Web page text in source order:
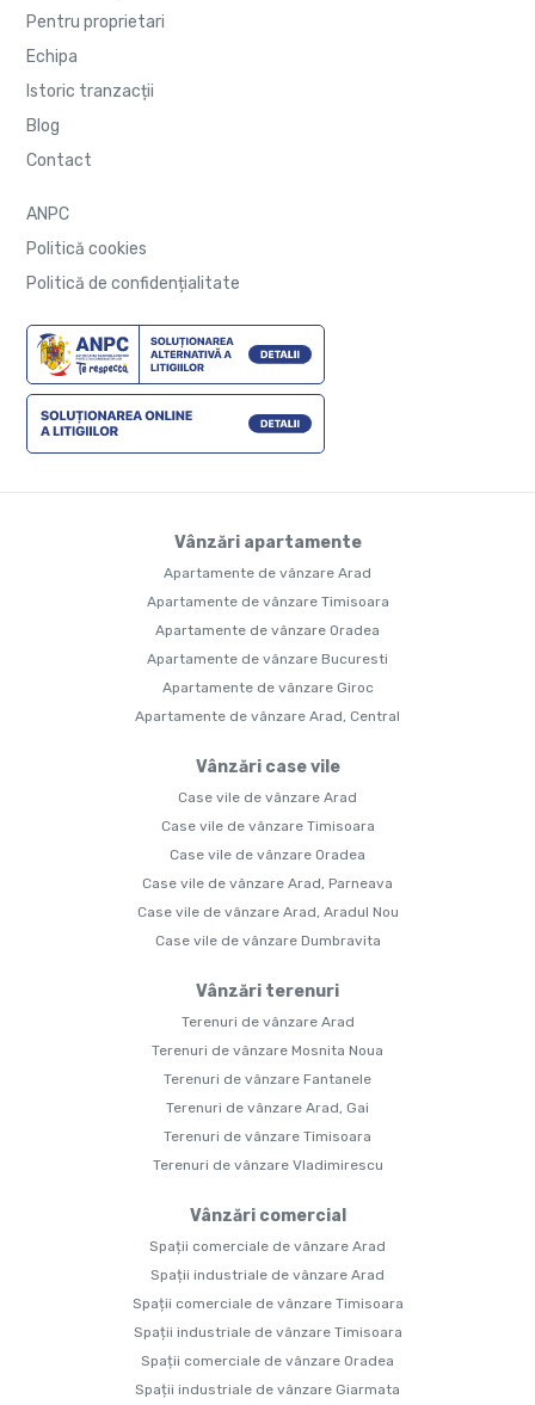
Pentru proprietari
Echipa
Istoric tranzacții
Blog
Contact
ANPC
Politică cookies
Politică de confidențialitate
Vânzări apartamente
Apartamente de vânzare Arad
Apartamente de vânzare Timisoara
Apartamente de vânzare Oradea
Apartamente de vânzare Bucuresti
Apartamente de vânzare Giroc
Apartamente de vânzare Arad, Central
Vânzări case vile
Case vile de vânzare Arad
Case vile de vânzare Timisoara
Case vile de vânzare Oradea
Case vile de vânzare Arad, Parneava
Case vile de vânzare Arad, Aradul Nou
Case vile de vânzare Dumbravita
Vânzări terenuri
Terenuri de vânzare Arad
Terenuri de vânzare Mosnita Noua
Terenuri de vânzare Fantanele
Terenuri de vânzare Arad, Gai
Terenuri de vânzare Timisoara
Terenuri de vânzare Vladimirescu
Vânzări comercial
Spații comerciale de vânzare Arad
Spații industriale de vânzare Arad
Spații comerciale de vânzare Timisoara
Spații industriale de vânzare Timisoara
Spații comerciale de vânzare Oradea
Spații industriale de vânzare Giarmata